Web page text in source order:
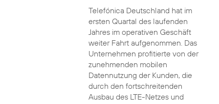
Telefónica Deutschland hat im
ersten Quartal des laufenden
Jahres im operativen Geschäft
weiter Fahrt aufgenommen. Das
Unternehmen profitierte von der
zunehmenden mobilen
Datennutzung der Kunden, die
durch den fortschreitenden
Ausbau des LTE-Netzes und